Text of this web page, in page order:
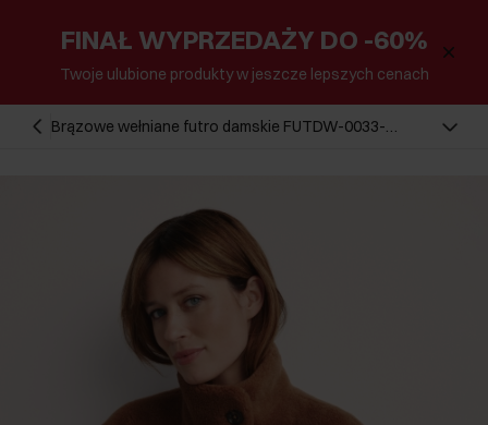
FINAŁ WYPRZEDAŻY DO -60%
Twoje ulubione produkty w jeszcze lepszych cenach
Brązowe wełniane futro damskie FUTDW-0033-